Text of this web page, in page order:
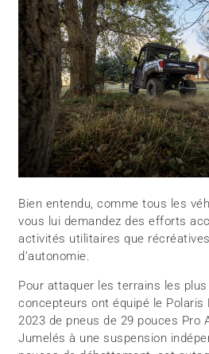
Bien entendu, comme tous les
vous lui demandez des efforts
activités utilitaires que
d’autonomie.
Pour attaquer les terrains les
concepteurs ont équipé le Polaris
2023 de pneus de 29 pouces Pro
Jumelés à une suspension